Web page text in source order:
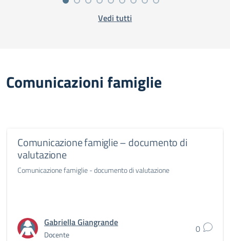
Vedi tutti
Comunicazioni famiglie
Comunicazione famiglie – documento di
valutazione
Comunicazione famiglie - documento di valutazione
Gabriella Giangrande
Docente 0